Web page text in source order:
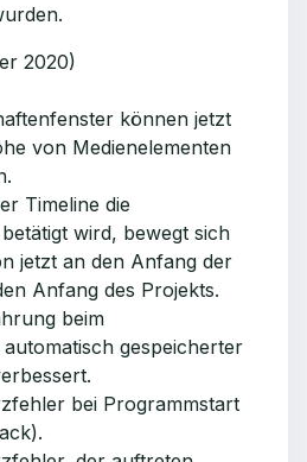
2020)
können jetzt
von Medienelementen
Timeline die
wird, bewegt sich
jetzt an den Anfang der
Anfang des Projekts.
beim
gespeicherter
bei Programmstart